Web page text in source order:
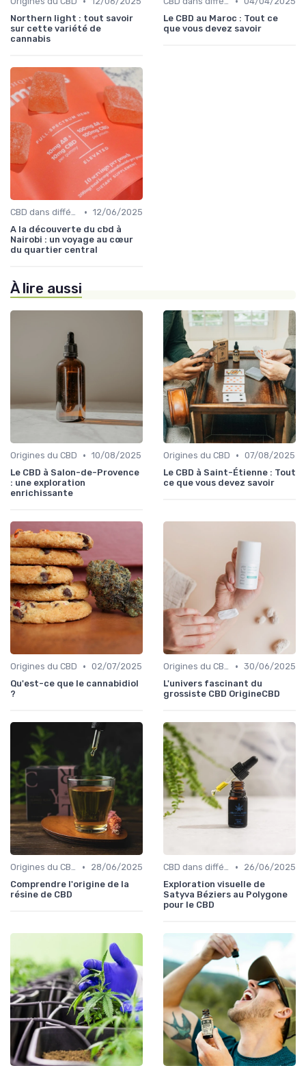
Northern light : tout savoir
sur cette variété de
cannabis
Le CBD au Maroc : Tout ce
que vous devez savoir
CBD dans différentes cultures • 12/06/2025
A la découverte du cbd à
Nairobi : un voyage au cœur
du quartier central
À lire aussi
Origines du CBD • 10/08/2025
Le CBD à Salon-de-Provence
: une exploration
enrichissante
Origines du CBD • 07/08/2025
Le CBD à Saint-Étienne : Tout
ce que vous devez savoir
Origines du CBD • 02/07/2025
Qu'est-ce que le cannabidiol
?
Origines du CBD • 30/06/2025
L'univers fascinant du
grossiste CBD OrigineCBD
Origines du CBD •
28/06/2025
Comprendre l'origine de la
résine de CBD
CBD dans différentes cultures •
26/06/2025
Exploration visuelle de
Satyva Béziers au Polygone
pour le CBD